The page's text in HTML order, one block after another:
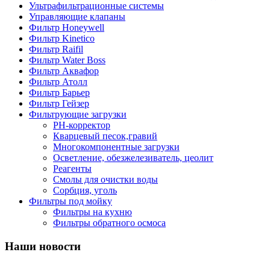
Ультрафильтрационные системы
Управляющие клапаны
Фильтр Honeywell
Фильтр Kinetico
Фильтр Raifil
Фильтр Water Boss
Фильтр Аквафор
Фильтр Атолл
Фильтр Барьер
Фильтр Гейзер
Фильтрующие загрузки
PH-корректор
Кварцевый песок,гравий
Многокомпонентные загрузки
Осветление, обезжелезиватель, цеолит
Реагенты
Смолы для очистки воды
Сорбция, уголь
Фильтры под мойку
Фильтры на кухню
Фильтры обратного осмоса
Наши новости